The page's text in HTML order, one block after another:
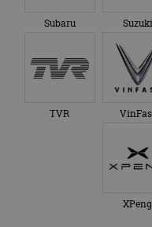
Subaru Suzuki
TVR
XPeng